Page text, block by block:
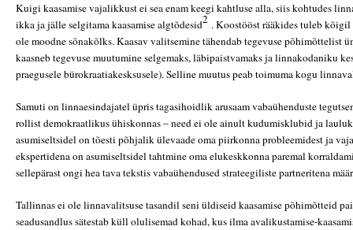
Kuigi kaasamise vajalikkust ei sea enam keegi kahtluse alla, siis kohtudes
ikka ja jälle selgitama kaasamise algtõdesid2 . Koostööst rääkides tuleb kõigil
ole moodne sõnakõlks. Kaasav valitsemine tähendab tegevuse põhimõttelist
kaasneb tegevuse muutumine selgemaks, läbipaistvamaks ja linnakodaniku
praegusele bürokraatiakesksusele). Selline muutus peab toimuma kogu
Samuti on linnaesindajatel üpris tagasihoidlik arusaam vabaühenduste
rollist demokraatlikus ühiskonnas – need ei ole ainult kudumisklubid ja
asumiseltsidel on tõesti põhjalik ülevaade oma piirkonna probleemidest ja
ekspertidena on asumiseltsidel tahtmine oma elukeskkonna paremal
sellepärast ongi hea tava tekstis vabaühendused strateegiliste partneritena
Tallinnas ei ole linnavalitsuse tasandil seni üldiseid kaasamise põhimõtteid
seadusandlus sätestab küll olulisemad kohad, kus ilma avalikustamise-